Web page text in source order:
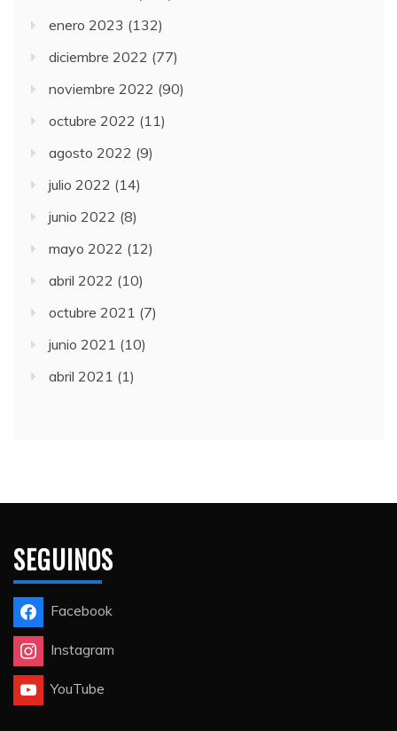
enero 2023 (132)
diciembre 2022 (77)
noviembre 2022 (90)
octubre 2022 (11)
agosto 2022 (9)
julio 2022 (14)
junio 2022 (8)
mayo 2022 (12)
abril 2022 (10)
octubre 2021 (7)
junio 2021 (10)
abril 2021 (1)
SEGUINOS
Facebook
Instagram
YouTube